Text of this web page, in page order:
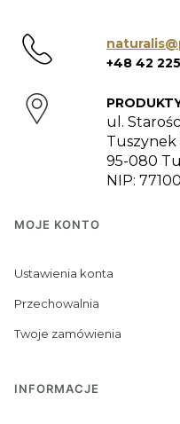
+48 42
ul.
Tuszynek
95-080
NIP:
Linki w stopce
MOJE KONTO
Ustawienia konta
Przechowalnia
Twoje zamówienia
INFORMACJE